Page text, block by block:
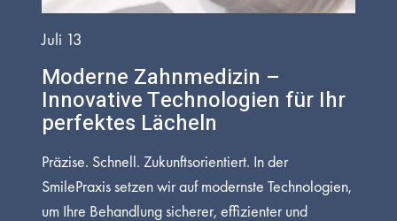
Juli 13
Moderne Zahnmedizin –
Innovative Technologien für Ihr
perfektes Lächeln
Präzise. Schnell. Zukunftsorientiert. In der
SmilePraxis setzen wir auf modernste Technologien,
um Ihre Behandlung sicherer, effizienter und